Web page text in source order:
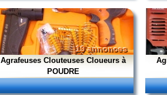
19 annonces
Agrafeuses Clouteuses Cloueurs à
POUDRE